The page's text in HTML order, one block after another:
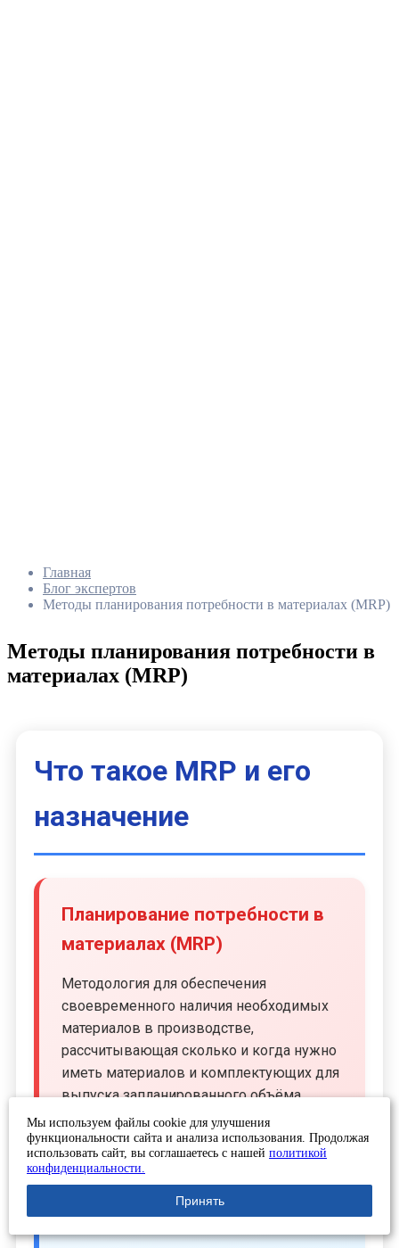
Главная
Блог экспертов
Методы планирования потребности в материалах (MRP)
Методы планирования потребности в
материалах (MRP)
Что такое MRP и его
назначение
Планирование потребности в
материалах (MRP)
Методология для обеспечения
своевременного наличия необходимых
материалов в производстве,
рассчитывающая сколько и когда нужно
иметь материалов и комплектующих для
выпуска запланированного объёма
продукции.
Основная задача MRP
Мы используем файлы cookie для улучшения
функциональности сайта и анализа использования. Продолжая
использовать сайт, вы соглашаетесь с нашей политикой
конфиденциальности.
Принять